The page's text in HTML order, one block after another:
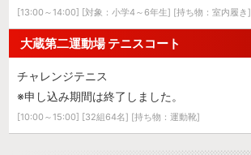
[13:00～14:00] [対象：小学4～6年生] [持ち物：室内履き]
大蔵第二運動場 テニスコート
チャレンジテニス
※申し込み期間は終了しました。
[10:00～15:00] [32組64名] [持ち物：運動靴]